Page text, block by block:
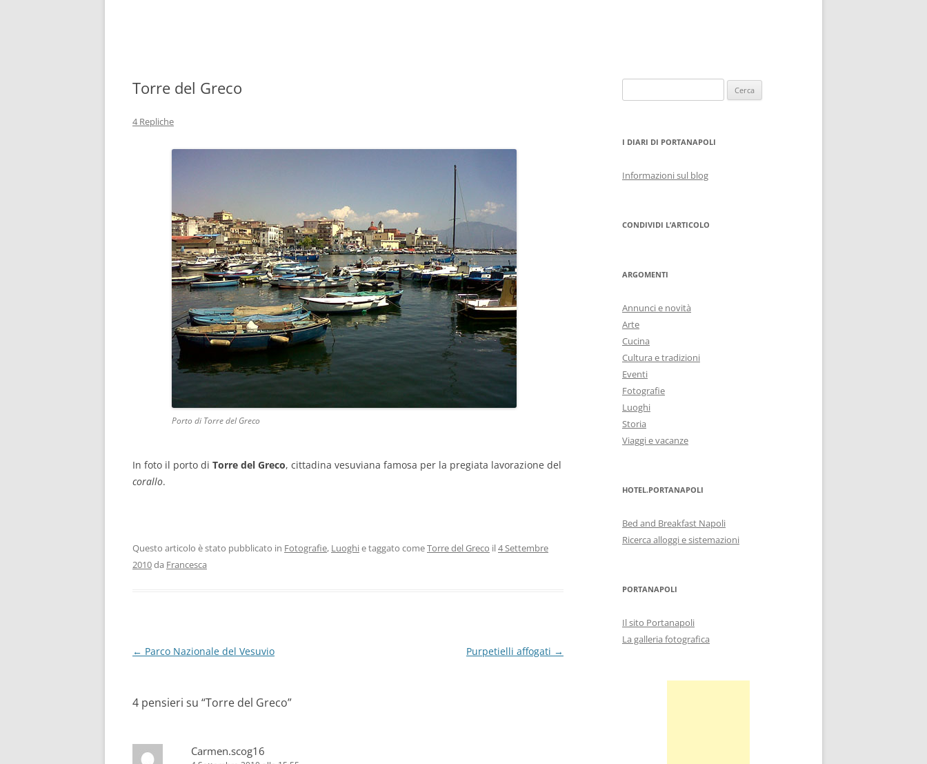
Torre del Greco
4 Repliche
Porto di Torre del Greco
In foto il porto di Torre del Greco, cittadina vesuviana famosa per la pregiata lavorazione del
corallo.
Questo articolo è stato pubblicato in Fotografie, Luoghie taggato comeTorre del Greco il4 Settembre
2010da Francesca
Navigazione
← Parco Nazionale del Vesuvio Purpetielli affogati →
4 pensieri su “Torre del Greco”
Carmen.scog16
per:
I DIARI DI PORTANAPOLI
Informazioni sul blog
CONDIVIDI L’ARTICOLO
ARGOMENTI
Annunci e novità
Arte
Cucina
Cultura e tradizioni
Eventi
Fotografie
Luoghi
Storia
Viaggi e vacanze
HOTEL.PORTANAPOLI
Bed and Breakfast Napoli
Ricerca alloggi e sistemazioni
PORTANAPOLI
Il sito Portanapoli
La galleria fotografica